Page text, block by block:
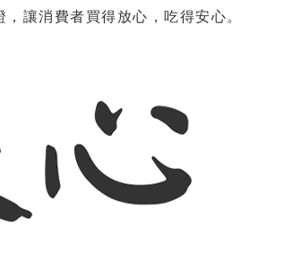
讓消費者買得放心，吃得安心。